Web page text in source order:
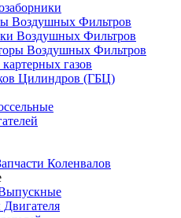
Воздушных Фильтров
Воздушных Фильтров
Воздушных Фильтров
газов
Цилиндров (ГБЦ)
Коленвалов